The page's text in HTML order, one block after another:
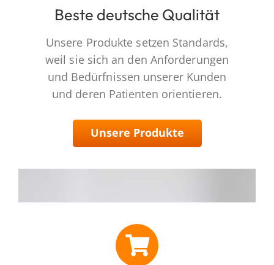
Beste deutsche Qualität
Unsere Produkte setzen Standards,
weil sie sich an den Anforderungen
und Bedürfnissen unserer Kunden
und deren Patienten orientieren.
Unsere Produkte